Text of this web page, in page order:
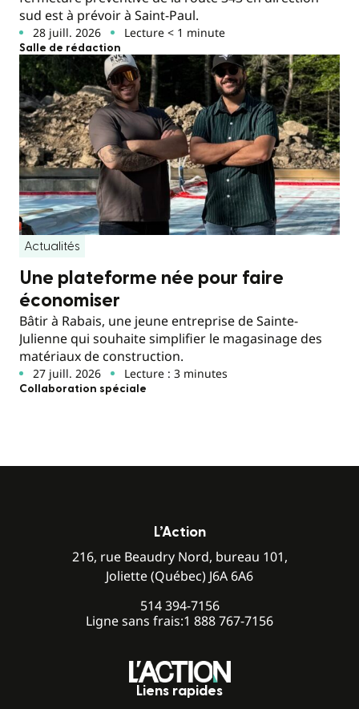
sud est à prévoir à Saint-Paul.
28 juill. 2026 Lecture < 1 minute
Salle de rédaction
Actualités
Une plateforme née pour faire
économiser
Bâtir à Rabais, une jeune entreprise de Sainte-
Julienne qui souhaite simplifier le magasinage des
matériaux de construction.
27 juill. 2026 Lecture : 3 minutes
Collaboration spéciale
L’Action
216, rue Beaudry Nord, bureau 101,
Joliette (Québec) J6A 6A6
514 394-7156
Ligne sans frais:1 888 767-7156
Liens rapides